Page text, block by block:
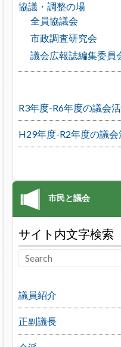
協議・調整の場
全員協議会
市政調査研究会
議会広報誌編集委員
R3年度-R6年度の議会
H29年度-R2年度の議会
サイト内文字検索
議員紹介
正副議長